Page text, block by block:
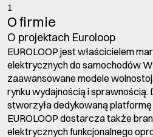
1
O firmie
O projektach Euroloop
EUROLOOP jest właścicielem
elektrycznych do samochodów
zaawansowane modele
rynku wydajnością i sprawnością.
stworzyła dedykowaną
EUROLOOP dostarcza także
elektrycznych funkcjonalnego